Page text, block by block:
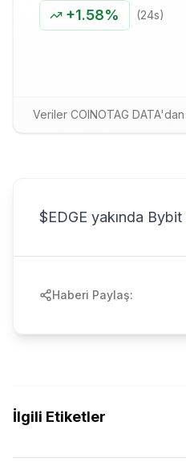
+1.58% (24s)
Veriler COINOTAG DATA'dan
$EDGE yakında
Haberi Paylaş:
İlgili Etiketler